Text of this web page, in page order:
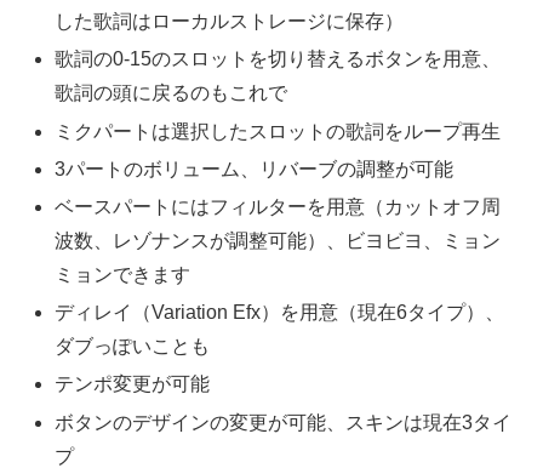
した歌詞はローカルストレージに保存）
歌詞の0-15のスロットを切り替えるボタンを用意、
歌詞の頭に戻るのもこれで
ミクパートは選択したスロットの歌詞をループ再生
3パートのボリューム、リバーブの調整が可能
ベースパートにはフィルターを用意（カットオフ周
波数、レゾナンスが調整可能）、ビヨビヨ、ミョン
ミョンできます
ディレイ（Variation Efx）を用意（現在6タイプ）、
ダブっぽいことも
テンポ変更が可能
ボタンのデザインの変更が可能、スキンは現在3タイ
プ